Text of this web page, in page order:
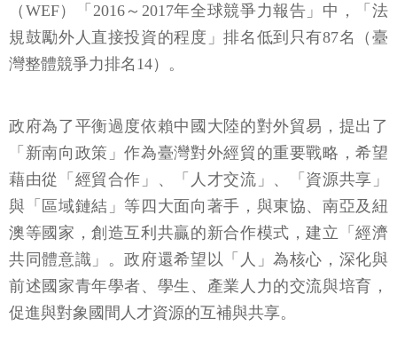
（WEF）「2016～2017年全球競爭力報告」中，「法
規鼓勵外人直接投資的程度」排名低到只有87名（臺
灣整體競爭力排名14）。
政府為了平衡過度依賴中國大陸的對外貿易，提出了
「新南向政策」作為臺灣對外經貿的重要戰略，希望
藉由從「經貿合作」、「人才交流」、「資源共享」
與「區域鏈結」等四大面向著手，與東協、南亞及紐
澳等國家，創造互利共贏的新合作模式，建立「經濟
共同體意識」。政府還希望以「人」為核心，深化與
前述國家青年學者、學生、產業人力的交流與培育，
促進與對象國間人才資源的互補與共享。